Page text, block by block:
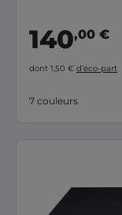
140,00 €
dont 1,50 € d’éco-part
7 couleurs